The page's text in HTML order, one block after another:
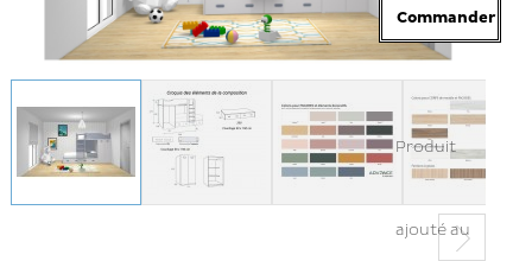
Commander
Produit
ajouté au